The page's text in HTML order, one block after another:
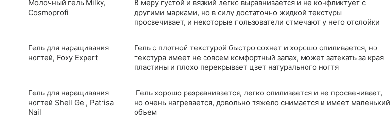
Молочный гель Milky,
Cosmoprofi
В меру густой и вязкий легко выравнивается и не конфликтует с
другими марками, но в силу достаточно жидкой текстуры
просвечивает, и некоторые пользователи отмечают у него отслойки
Гель для наращивания
ногтей, Foxy Expert
Гель с плотной текстурой быстро сохнет и хорошо опиливается, но
текстура имеет не совсем комфортный запах, может затекать за края
пластины и плохо перекрывает цвет натурального ногтя
Гель для наращивания
ногтей Shell Gel, Patrisa
Nail
Гель хорошо разравнивается, легко опиливается и не просвечивает,
но очень нагревается, довольно тяжело снимается и имеет маленький
объем